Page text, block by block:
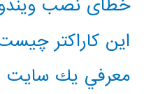
خطای نصب
این کاراکتر چیست؟
معرفي يك سايت